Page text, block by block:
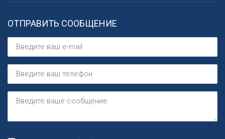
ОТПРАВИТЬ СООБЩЕНИЕ